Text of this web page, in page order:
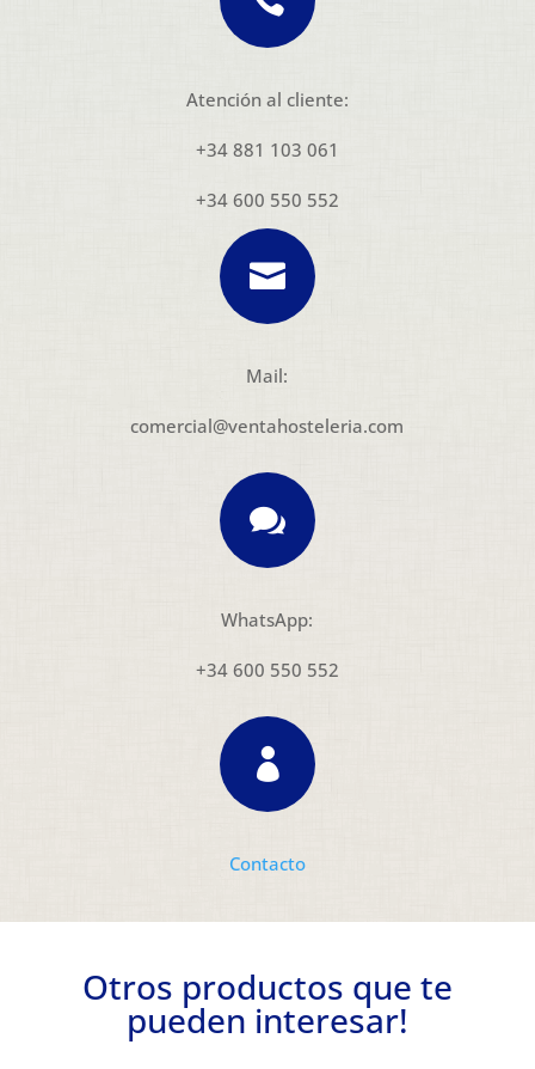
Atención al cliente:
+34 881 103 061
+34 600 550 552

Mail:
comercial@ventahosteleria.com

WhatsApp:
+34 600 550 552

Contacto
Otros productos que te
pueden interesar!